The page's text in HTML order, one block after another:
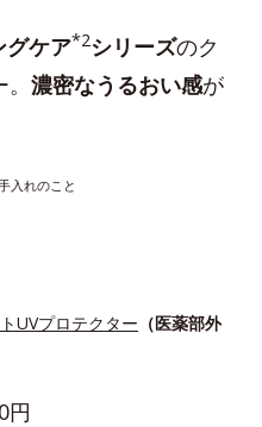
グケア*2シリーズのク
濃密なうるおい感が
入れのこと
UVプロテクター （医薬部外
円